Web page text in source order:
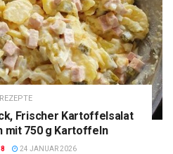
REZEPTE
Frischer Kartoffelsalat
mit 750 g Kartoffeln
24 JANUAR 2026